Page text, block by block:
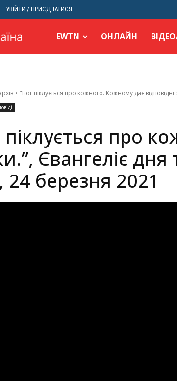
УВІЙТИ / ПРИЄДНАТИСЯ
EWTN ОНЛАЙН
"Бог піклується про кожного. Кожному дає
піклується про
Євангеліє
березня 2021